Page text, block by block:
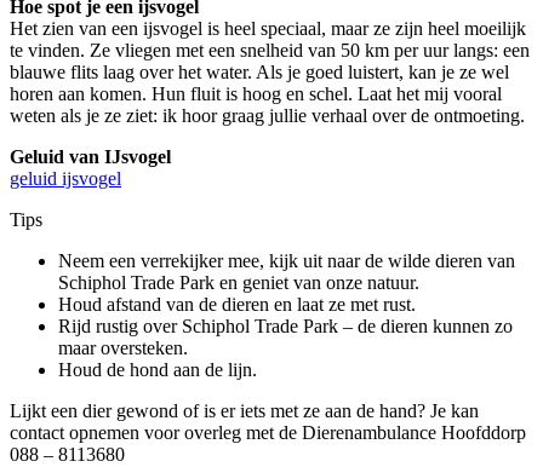
Hoe spot je een ijsvogel
Het zien van een ijsvogel is heel speciaal, maar ze zijn heel moeilijk
te vinden. Ze vliegen met een snelheid van 50 km per uur langs: een
blauwe flits laag over het water. Als je goed luistert, kan je ze wel
horen aan komen. Hun fluit is hoog en schel. Laat het mij vooral
weten als je ze ziet: ik hoor graag jullie verhaal over de ontmoeting.
Geluid van IJsvogel
geluid ijsvogel
Tips
Neem een verrekijker mee, kijk uit naar de wilde dieren van
Schiphol Trade Park en geniet van onze natuur.
Houd afstand van de dieren en laat ze met rust.
Rijd rustig over Schiphol Trade Park – de dieren kunnen zo
maar oversteken.
Houd de hond aan de lijn.
Lijkt een dier gewond of is er iets met ze aan de hand? Je kan
contact opnemen voor overleg met de Dierenambulance Hoofddorp
088 – 8113680